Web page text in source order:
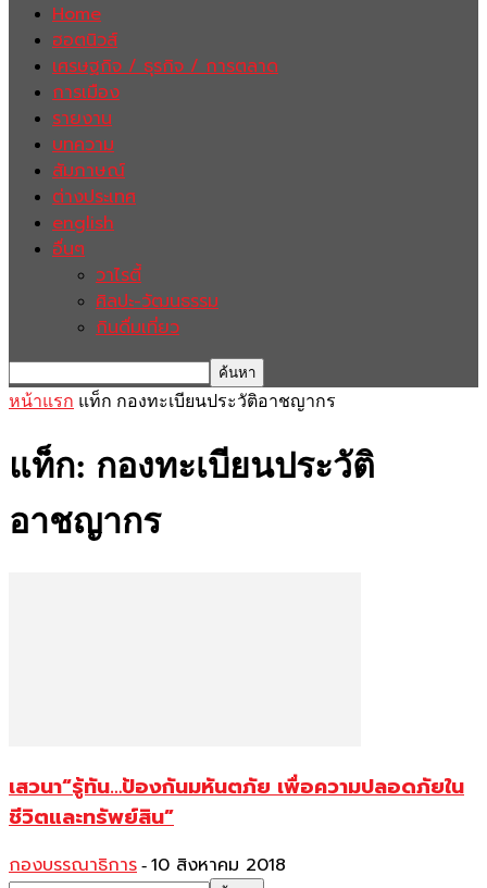
Home
ฮอตนิวส์
เศรษฐกิจ / ธุรกิจ / การตลาด
การเมือง
รายงาน
บทความ
สัมภาษณ์
ต่างประเทศ
english
อื่นๆ
วาไรตี้
ศิลปะ-วัฒนธรรม
กินดื่มเที่ยว
หน้าแรก แท็ก กองทะเบียนประวัติอาชญากร
แท็ก: กองทะเบียนประวัติ
อาชญากร
เสวนา“รู้ทัน…ป้องกันมหันตภัย เพื่อความปลอดภัยใน
ชีวิตและทรัพย์สิน”
กองบรรณาธิการ - 10 สิงหาคม 2018